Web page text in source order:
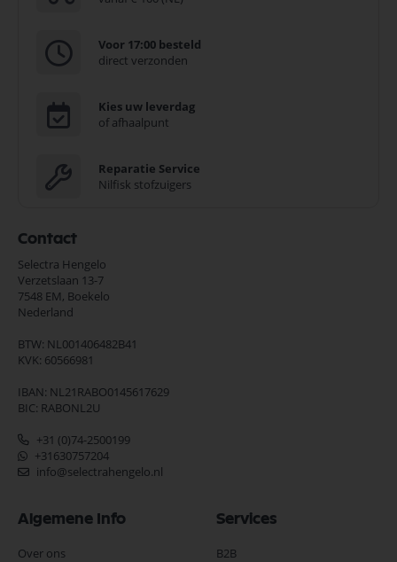
Voor 17:00 besteld
direct verzonden
Kies uw leverdag
of afhaalpunt
Reparatie Service
Nilfisk stofzuigers
Contact
Selectra Hengelo
Verzetslaan 13-7
7548 EM, Boekelo
Nederland
BTW: NL001406482B41
KVK: 60566981
IBAN: NL21RABO0145617629
BIC: RABONL2U
+31 (0)74-2500199
+31630757204
info@selectrahengelo.nl
Algemene Info
Over ons
Services
B2B